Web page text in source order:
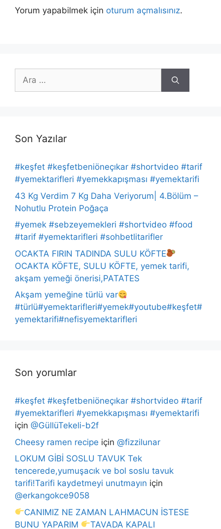
Yorum yapabilmek için oturum açmalısınız.
için
Son Yazılar
#keşfet #keşfetbeniöneçıkar #shortvideo #tarif
#yemektarifleri #yemekkapışması #yemektarifi
43 Kg Verdim 7 Kg Daha Veriyorum| 4.Bölüm –
Nohutlu Protein Poğaça
#yemek #sebzeyemekleri #shortvideo #food
#tarif #yemektarifleri #sohbetlitarifler
OCAKTA FIRIN TADINDA SULU KÖFTE
OCAKTA KÖFTE, SULU KÖFTE, yemek tarifi,
akşam yemeği önerisi,PATATES
Akşam yemeğine türlü var
#türlü#yemektarifleri#yemek#youtube#keşfet#
yemektarifi#nefisyemektarifleri
Son yorumlar
#keşfet #keşfetbeniöneçıkar #shortvideo #tarif
#yemektarifleri #yemekkapışması #yemektarifi
için @GüllüTekeli-b2f
Cheesy ramen recipe için @fizzilunar
LOKUM GİBİ SOSLU TAVUK Tek
tencerede,yumuşacık ve bol soslu tavuk
tarifi!Tarifi kaydetmeyi unutmayın için
@erkangokce9058
CANIMIZ NE ZAMAN LAHMACUN İSTESE
BUNU YAPARIM
TAVADA KAPALI